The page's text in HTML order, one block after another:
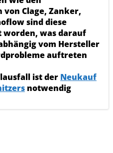
Clage, Zanker,
sind diese
worden, was darauf
vom Hersteller
auftreten
ist der Neukauf
notwendig